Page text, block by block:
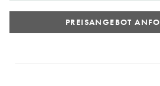
PREISANGEBOT